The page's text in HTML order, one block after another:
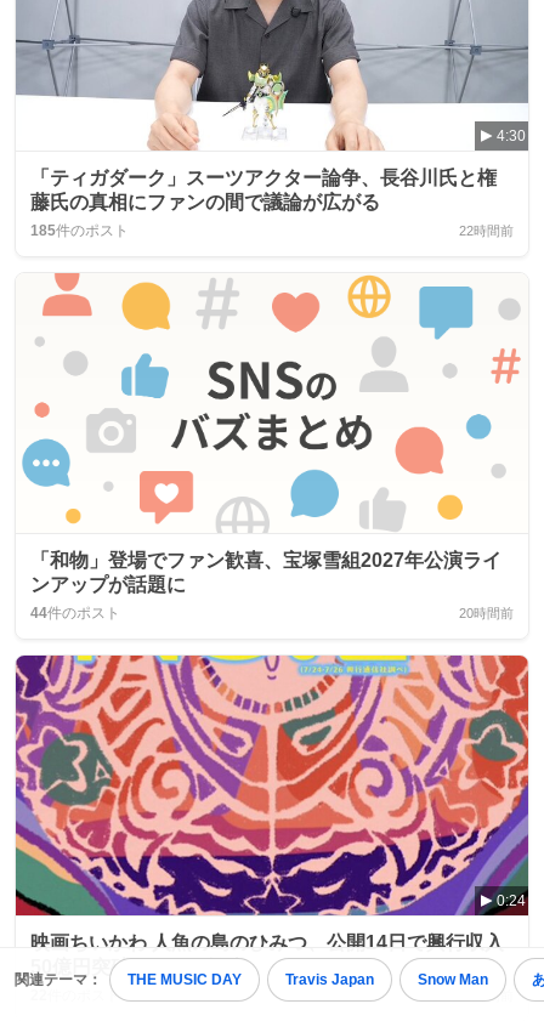
関連テーマ： THE MUSIC DAY Travis Japan Snow Man
4:30
「ティガダーク」スーツアクター論争、長谷川氏と権
藤氏の真相にファンの間で議論が広がる
185件のポスト 22時間前
「和物」登場でファン歓喜、宝塚雪組2027年公演ライ
ンアップが話題に
44件のポスト 20時間前
0:24
映画ちいかわ 人魚の島のひみつ、公開14日で興行収入
50億円突破にファン歓喜
件のポスト 22時間前